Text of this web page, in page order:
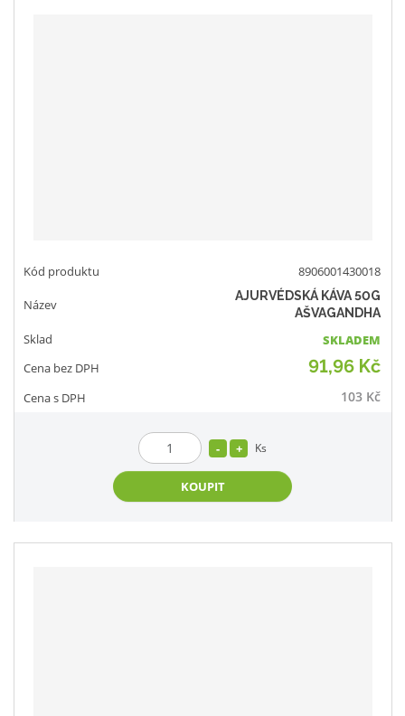
8906001430018
AJURVÉDSKÁ KÁVA 50G
AŠVAGANDHA
SKLADEM
91,96 Kč
103 Kč
Ks
KOUPIT